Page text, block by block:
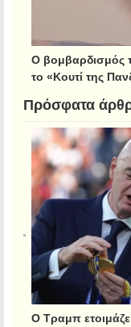
Ο βομβαρδισμός
το «Κουτί της
Πρόσφατα
Ο Τραμπ